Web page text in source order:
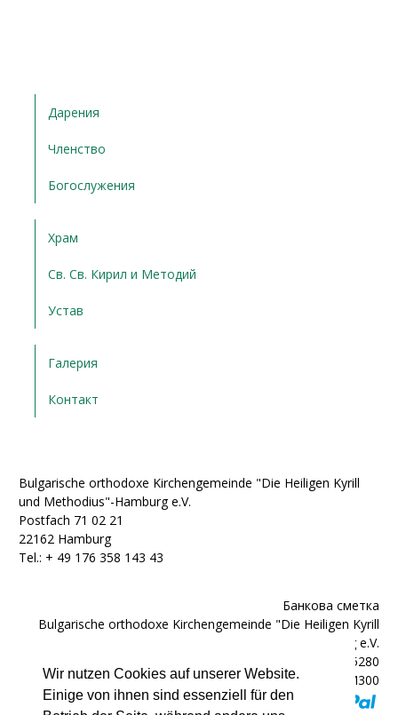
Wir nutzen Cookies auf unserer Website.
Einige von ihnen sind essenziell für den
Дарения
Членство
Богослужения
Храм
Св. Св. Кирил и Методий
Устав
Галерия
Контакт
Bulgarische orthodoxe Kirchengemeinde "Die Heiligen Kyrill
und Methodius"-Hamburg e.V.
Postfach 71 02 21
22162 Hamburg
Tel.: + ‭49 176 358 143 43‬
Банкова сметка
Bulgarische orthodoxe Kirchengemeinde "Die Heiligen Kyrill
und Methodius"-Hamburg e.V.
IBAN: DE92200300000602025280
BIC: HYVEDEMM300